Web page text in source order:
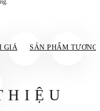
GIÁ SẢN PHẨM TƯƠNG